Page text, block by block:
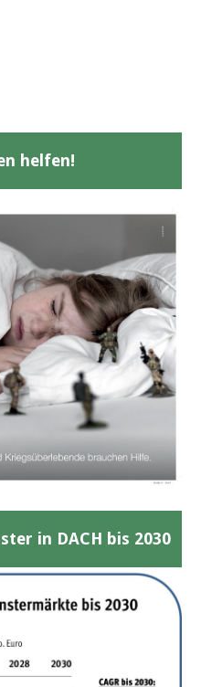
helfen!
in DACH bis 2030